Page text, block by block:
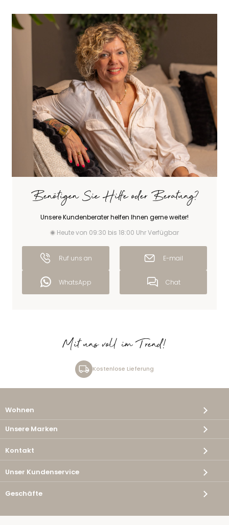
Benötigen Sie Hilfe oder Beratung?
Unsere Kundenberater helfen Ihnen gerne weiter!
Heute von 09:30 bis 18:00 Uhr Verfügbar
Ruf uns an E-mail
WhatsApp Chat
Mit uns voll im Trend!
Kostenlose Lieferung
Wohnen
Unsere Marken
Kontakt
Unser Kundenservice
Geschäfte